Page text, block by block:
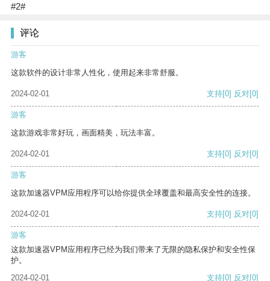
#2#
评论
游客
这款软件的设计非常人性化，使用起来非常舒服。
2024-02-01 支持[0] 反对[0]
游客
这款游戏非常好玩，画面精美，玩法丰富。
2024-02-01 支持[0] 反对[0]
游客
这款加速器VPM应用程序可以给你提供全球覆盖和最高安全性的连接。
2024-02-01 支持[0] 反对[0]
游客
这款加速器VPM应用程序已经为我们带来了无限的隐私保护和安全性保
护。
2024-02-01
支持[0] 反对[0]